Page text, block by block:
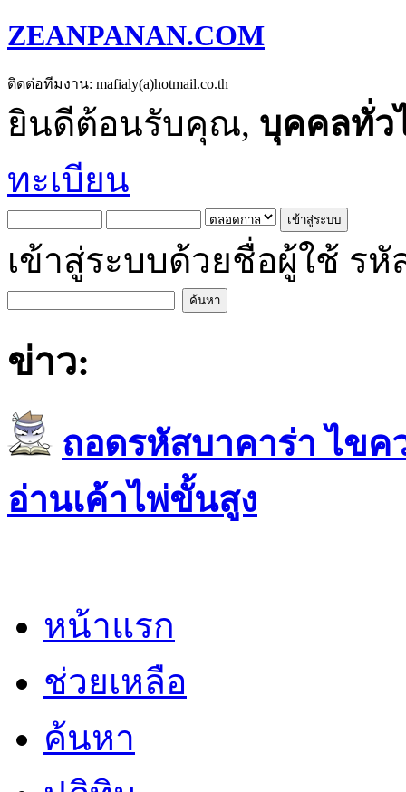
ZEANPANAN.COM
ติดต่อทีมงาน: mafialy(a)hotmail.co.th
ยินดีต้อนรับคุณ, บุคคลทั่ว
ทะเบียน
เข้าสู่ระบบด้วยชื่อผู้ใช้ รหั
ข่าว:
ถอดรหัสบาคาร่า ไขค
อ่านเค้าไพ่ขั้นสูง
หน้าแรก
ช่วยเหลือ
ค้นหา